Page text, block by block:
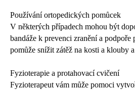
Používání ortopedických pomůcek
V některých případech mohou být
bandáže k prevenci zranění a podpoře
pomůže snížit zátěž na kosti a klouby
Fyzioterapie a protahovací cvičení
Fyzioterapeut vám může pomoci